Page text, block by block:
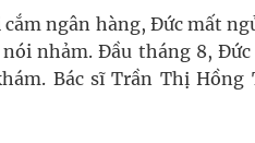
ngân hàng, Đức mất
nhảm. Đầu tháng 8, Đức
Bác sĩ Trần Thị Hồng